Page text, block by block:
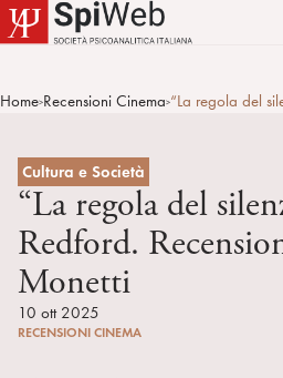
Home>Recensioni Cinema>“La regola del
Cultura e Società
“La regola del
Redford.
Monetti
10 ott 2025
RECENSIONI CINEMA